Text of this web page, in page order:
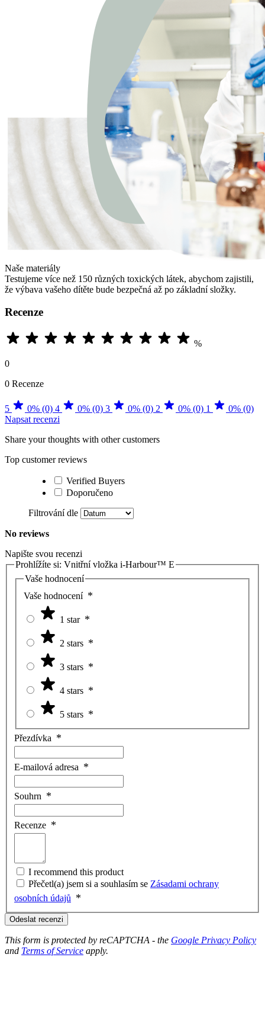
Naše materiály
Testujeme více než 150 různých toxických látek, abychom zajistili,
že výbava vašeho dítěte bude bezpečná až po základní složky.
Recenze
%
0
0 Recenze
5 0% (0) 4 0% (0) 3 0% (0) 2 0% (0) 1
0% (0)
Napsat recenzi
Share your thoughts with other customers
Top customer reviews
Verified Buyers
Doporučeno
Filtrování dle
No reviews
Napište svou recenzi
Prohlížíte si: Vnitřní vložka i-Harbour™ E
Vaše hodnocení
Vaše hodnocení
1 star
2 stars
3 stars
4 stars
5 stars
Přezdívka
E-mailová adresa
Souhrn
Recenze
I recommend this product
Přečetl(a) jsem si a souhlasím se Zásadami ochrany
osobních údajů
Odeslat recenzi
This form is protected by reCAPTCHA - the Google Privacy Policy
and Terms of Service apply.